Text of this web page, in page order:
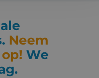
Neem
We